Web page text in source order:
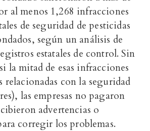
al menos 1,268 infracciones
de seguridad de pesticidas
según un análisis de
estatales de control. Sin
la mitad de esas infracciones
relacionadas con la seguridad
las empresas no pagaron
advertencias o
corregir los problemas.